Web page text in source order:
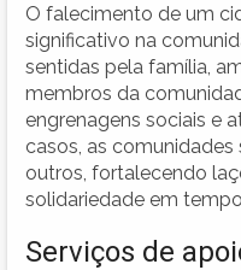
O falecimento de um
significativo na
sentidas pela família,
membros da
engrenagens sociais e
casos, as
outros, fortalecendo
solidariedade em
Serviços de